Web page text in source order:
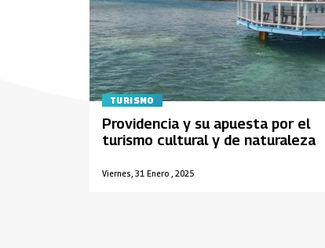
TURISMO
Viernes, 31 Enero , 2025
Providencia y su apuesta por el
turismo cultural y de naturaleza